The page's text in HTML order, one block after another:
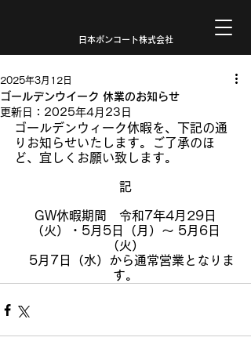
日本ボンコート株式会社
ゴールデンウイーク 休業のお知らせ
2025年3月12日
更新日： 2025年4月23日
ゴールデンウィーク休暇を、下記の通
りお知らせいたします。ご了承のほ
ど、宜しくお願い致します。
記
GW休暇期間　令和7年4月29日
（火）・5月5日（月）～ 5月6日
（火）
5月7日（水）から通常営業となりま
す。